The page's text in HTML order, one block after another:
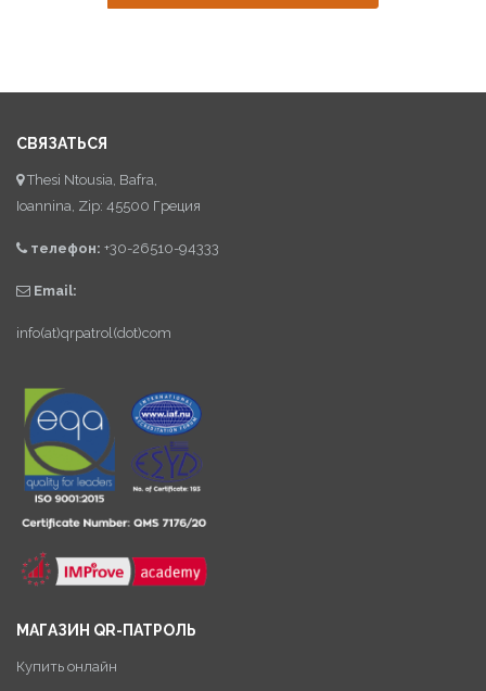
СВЯЗАТЬСЯ
Thesi Ntousia, Bafra,
Ioannina, Zip: 45500 Греция
телефон: +30-26510-94333
Email:
info(at)qrpatrol(dot)com
МАГАЗИН QR-ПАТРОЛЬ
Купить онлайн